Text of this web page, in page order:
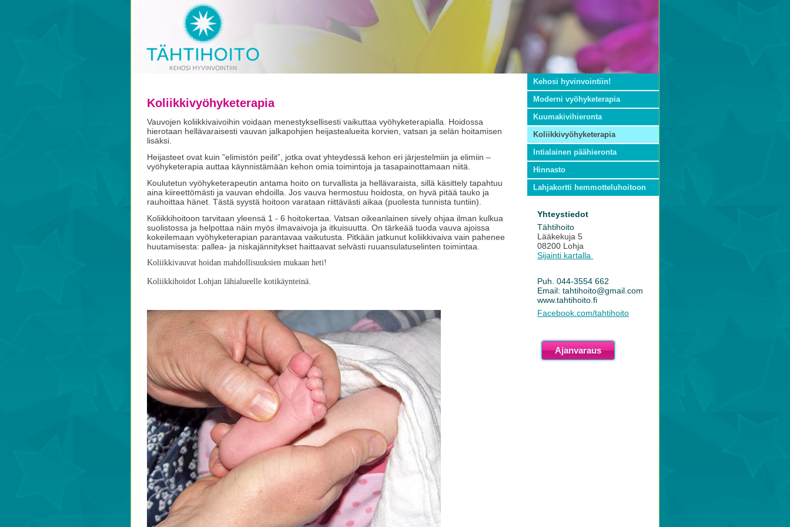
Koliikkivyöhyketerapia
Vauvojen koliikkivaivoihin voidaan menestyksellisesti vaikuttaa vyöhyketerapialla. Hoidossa
hierotaan hellävaraisesti vauvan jalkapohjien heijastealueita korvien, vatsan ja selän hoitamisen
lisäksi.
Heijasteet ovat kuin ”elimistön peilit”, jotka ovat yhteydessä kehon eri järjestelmiin ja elimiin –
vyöhyketerapia auttaa käynnistämään kehon omia toimintoja ja tasapainottamaan niitä.
Koulutetun vyöhyketerapeutin antama hoito on turvallista ja hellävaraista, sillä käsittely tapahtuu
aina kiireettömästi ja vauvan ehdoilla. Jos vauva hermostuu hoidosta, on hyvä pitää tauko ja
rauhoittaa hänet. Tästä syystä hoitoon varataan riittävästi aikaa (puolesta tunnista tuntiin).
Koliikkihoitoon tarvitaan yleensä 1 - 6 hoitokertaa. Vatsan oikeanlainen sively ohjaa ilman kulkua
suolistossa ja helpottaa näin myös ilmavaivoja ja itkuisuutta. On tärkeää tuoda vauva ajoissa
kokeilemaan vyöhyketerapian parantavaa vaikutusta. Pitkään jatkunut koliikkivaiva vain pahenee
huutamisesta: pallea- ja niskajännitykset haittaavat selvästi ruuansulatuselinten toimintaa.
Koliikkivauvat hoidan mahdollisuuksien mukaan heti!
Koliikkihoidot Lohjan lähialueelle kotikäynteinä.
Kehosi hyvinvointiin!
Moderni vyöhyketerapia
Kuumakivihieronta
Koliikkivyöhyketerapia
Intialainen päähieronta
Hinnasto
Lahjakortti hemmotteluhoitoon
Yhteystiedot
Tähtihoito
Lääkekuja 5
08200 Lohja
Sijainti kartalla
Puh. 044-3554 662
Email: tahtihoito@gmail.com
www.tahtihoito.fi
Facebook.com/tahtihoito
Ajanvaraus